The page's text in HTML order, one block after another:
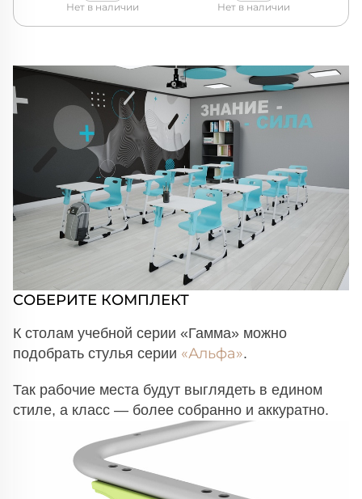
Нет в наличии Нет в наличии
СОБЕРИТЕ КОМПЛЕКТ
К столам учебной серии «Гамма» можно
подобрать стулья серии «Альфа».
Так рабочие места будут выглядеть в едином
стиле, а класс — более собранно и аккуратно.